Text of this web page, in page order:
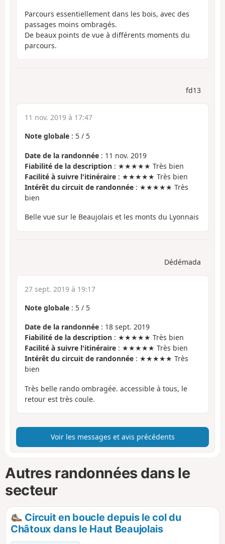
Parcours essentiellement dans les bois, avec des
passages moins ombragés.
De beaux points de vue à différents moments du
parcours.
fd13
11 nov. 2019 à 17:47
Note globale : 5 / 5
Date de la randonnée : 11 nov. 2019
Fiabilité de la description : ★★★★★ Très bien
Facilité à suivre l'itinéraire : ★★★★★ Très bien
Intérêt du circuit de randonnée : ★★★★★ Très
bien
Belle vue sur le Beaujolais et les monts du Lyonnais
Dédémada
27 sept. 2019 à 19:17
Note globale : 5 / 5
Date de la randonnée : 18 sept. 2019
Fiabilité de la description : ★★★★★ Très bien
Facilité à suivre l'itinéraire : ★★★★★ Très bien
Intérêt du circuit de randonnée : ★★★★★ Très
bien
Très belle rando ombragée. accessible à tous, le
retour est très coule.
Voir les messages et avis précédents
Autres randonnées dans le
secteur
Circuit en boucle depuis le col du
Châtoux dans le Haut Beaujolais